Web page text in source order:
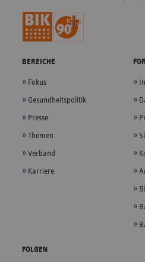
BEREICHE
Fokus
Gesundheitspolitik
Presse
Themen
Verband
Karriere
FOLGEN